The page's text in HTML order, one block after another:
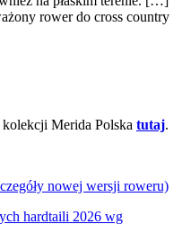
rower do cross country
Merida Polska tutaj.
nowej wersji roweru)
hardtaili 2026 wg